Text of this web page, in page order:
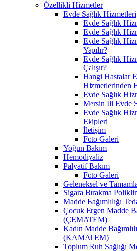
Özellikli Hizmetler
Evde Sağlık Hizmetleri
Evde Sağlık
Evde Sağlık
Evde Sağlık
Yapılır?
Evde Sağlık
Çalışır?
Hangi Hastalar
Hizmetlerinden
Evde Sağlık
Mersin İli Evde
Evde Sağlık
Ekipleri
İletişim
Foto Galeri
Yoğun Bakım
Hemodiyaliz
Palyatif Bakım
Foto Galeri
Geleneksel ve
Sigara Bırakma
Madde Bağımlılığı
Çocuk Ergen Madde
(ÇEMATEM)
Kadın Madde
(KAMATEM)
Toplum Ruh Sağlığı